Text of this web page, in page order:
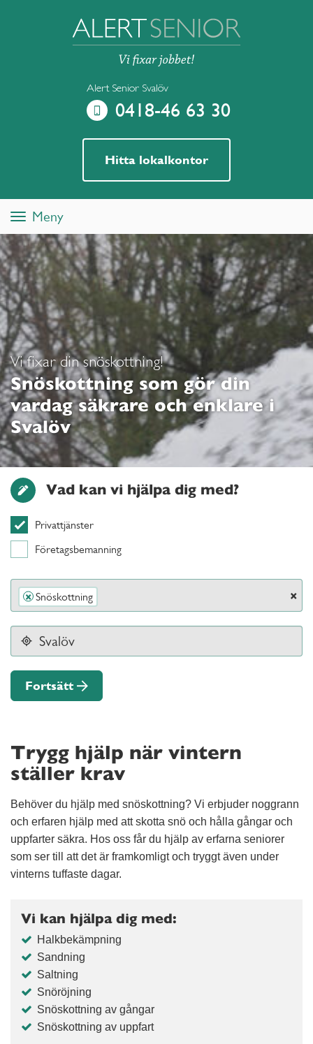
Alert Senior Svalöv
0418-46 63 30
Hitta lokalkontor
Toggle
navigation
Meny
Vi fixar din snöskottning!
Snöskottning som gör din
vardag säkrare och enklare i
Svalöv
Vad kan vi hjälpa dig med?
Privattjänster
Företagsbemanning
×
× Snöskottning
Fortsätt
Trygg hjälp när vintern
ställer krav
Behöver du hjälp med snöskottning? Vi erbjuder noggrann
och erfaren hjälp med att skotta snö och hålla gångar och
uppfarter säkra. Hos oss får du hjälp av erfarna seniorer
som ser till att det är framkomligt och tryggt även under
vinterns tuffaste dagar.
Vi kan hjälpa dig med:
Halkbekämpning
Sandning
Saltning
Snöröjning
Snöskottning av gångar
Snöskottning av uppfart